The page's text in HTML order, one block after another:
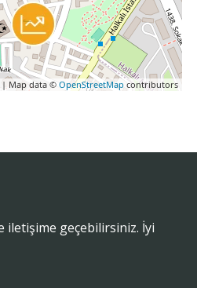
| Map data © OpenStreetMap contributors
iletişime geçebilirsiniz. İyi